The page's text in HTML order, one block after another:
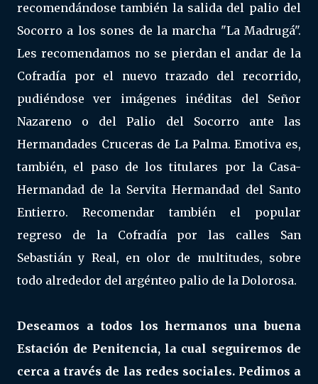
recomendándose también la salida del palio del
Socorro a los sones de la marcha "La Madrugá".
Les recomendamos no se pierdan el andar de la
Cofradía por el nuevo trazado del recorrido,
pudiéndose ver imágenes inéditas del Señor
Nazareno o del Palio del Socorro ante las
Hermandades Cruceras de La Palma. Emotiva es,
también, el paso de los titulares por la Casa-
Hermandad de la Servita Hermandad del Santo
Entierro. Recomendar también el popular
regreso de la Cofradía por las calles San
Sebastián y Real, en olor de multitudes, sobre
todo alrededor del argénteo palio de la Dolorosa.
Deseamos a todos los hermanos una buena
Estación de Penitencia, la cual seguiremos de
cerca a través de las redes sociales. Pedimos a